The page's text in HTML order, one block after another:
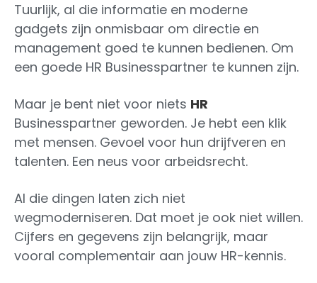
Tuurlijk, al die informatie en moderne
gadgets zijn onmisbaar om directie en
management goed te kunnen bedienen. Om
een goede HR Businesspartner te kunnen zijn.
Maar je bent niet voor niets HR
Businesspartner geworden. Je hebt een klik
met mensen. Gevoel voor hun drijfveren en
talenten. Een neus voor arbeidsrecht.
Al die dingen laten zich niet
wegmoderniseren. Dat moet je ook niet willen.
Cijfers en gegevens zijn belangrijk, maar
vooral complementair aan jouw HR-kennis.